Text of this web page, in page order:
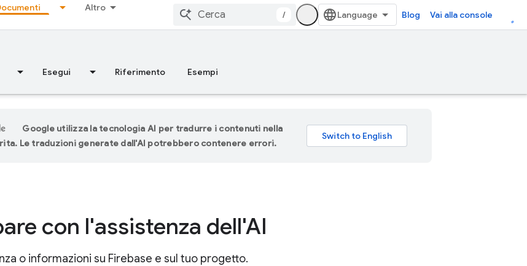
Altro
/ Blog Vai alla console
Esegui Riferimento Esempi
Google utilizza la tecnologia AI per tradurre i contenuti nella
Le traduzioni generate dall'AI potrebbero contenere errori.
con l'assistenza dell'AI
o informazioni su Firebase e sul tuo progetto.